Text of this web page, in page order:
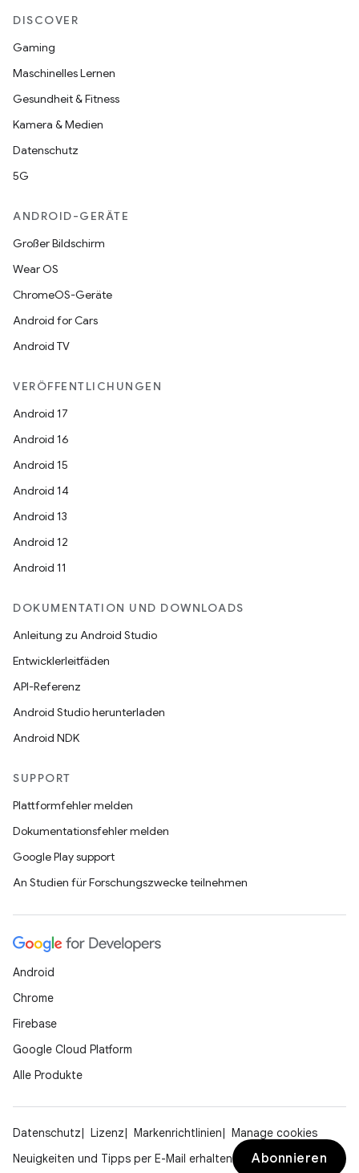
DISCOVER
Gaming
Maschinelles Lernen
Gesundheit & Fitness
Kamera & Medien
Datenschutz
5G
ANDROID-GERÄTE
Großer Bildschirm
Wear OS
ChromeOS-Geräte
Android for Cars
Android TV
VERÖFFENTLICHUNGEN
Android 17
Android 16
Android 15
Android 14
Android 13
Android 12
Android 11
DOKUMENTATION UND DOWNLOADS
Anleitung zu Android Studio
Entwicklerleitfäden
API-Referenz
Android Studio herunterladen
Android NDK
SUPPORT
Plattformfehler melden
Dokumentationsfehler melden
Google Play support
An Studien für Forschungszwecke teilnehmen
Android
Chrome
Firebase
Google Cloud Platform
Alle Produkte
Datenschutz Lizenz Markenrichtlinien
Manage cookies
Neuigkeiten und Tipps per E-Mail erhalten
Abonnieren